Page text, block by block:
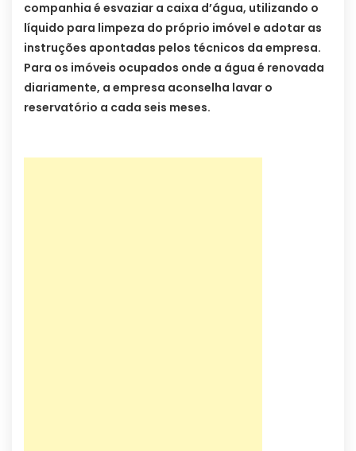
companhia é esvaziar a caixa d’água, utilizando o
líquido para limpeza do próprio imóvel e adotar as
instruções apontadas pelos técnicos da empresa.
Para os imóveis ocupados onde a água é renovada
diariamente, a empresa aconselha lavar o
reservatório a cada seis meses.